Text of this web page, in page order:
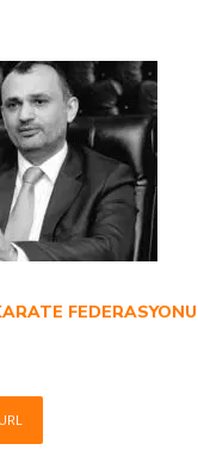
FEDERASYONU